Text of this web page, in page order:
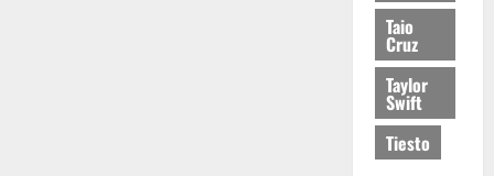
Taio
Cruz
Taylor
Swift
Tiesto